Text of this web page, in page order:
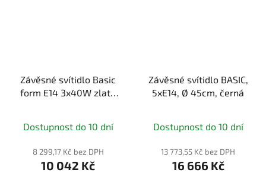
Závěsné svítidlo Basic
form E14 3x40W zlatá
Dostupnost do 10 dní
8 299,17 Kč bez DPH
10 042 Kč
Závěsné svítidlo BASIC,
5xE14, Ø 45cm, černá
Dostupnost do 10 dní
13 773,55 Kč bez DPH
16 666 Kč